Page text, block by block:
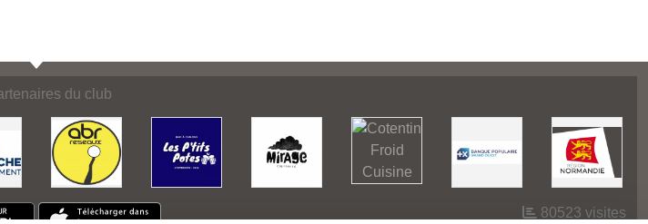
du club
80523 visites